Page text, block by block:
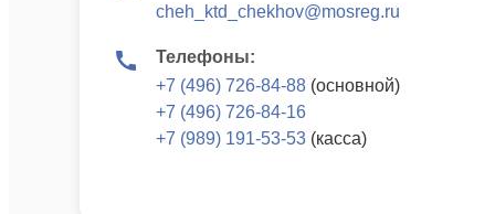
cheh_ktd_chekhov@mosreg.ru
Телефоны:
+7 (496) 726-84-88 (основной)
+7 (496) 726-84-16
+7 (989) 191-53-53 (касса)